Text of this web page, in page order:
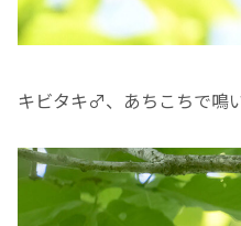
キビタキ♂、あちこちで